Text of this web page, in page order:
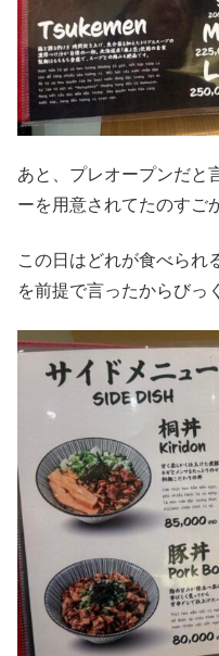
あと、プレオープンだと
ーを用意されてたのすご
この日はどれが食べられ
を前提で言ったからびっ